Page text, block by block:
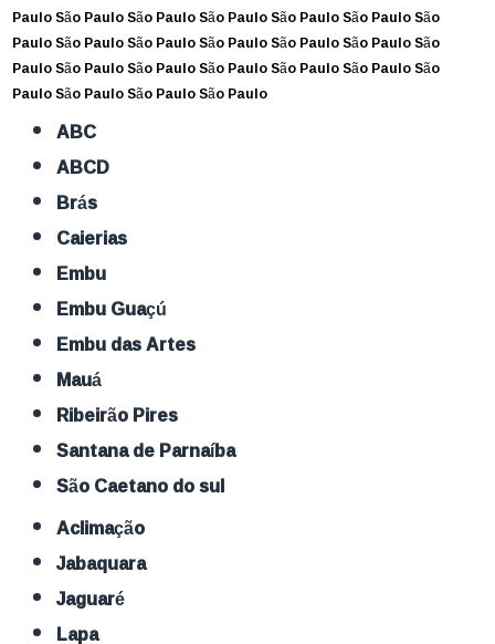
PauloSão PauloSão PauloSão PauloSão PauloSão PauloSão
PauloSão PauloSão PauloSão PauloSão PauloSão PauloSão
PauloSão PauloSão PauloSão PauloSão PauloSão PauloSão
PauloSão PauloSão PauloSão Paulo
ABC
ABCD
Brás
Caierias
Embu
Embu Guaçú
Embu das Artes
Mauá
Ribeirão Pires
Santana de Parnaíba
São Caetano do sul
Aclimação
Jabaquara
Jaguaré
Lapa